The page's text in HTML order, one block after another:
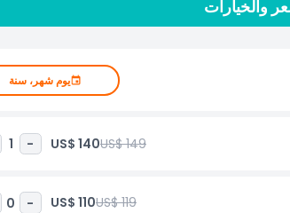
يوم شهر، سنة
US$ 149
US$ 140
-
1
US$ 119
US$ 110
-
0